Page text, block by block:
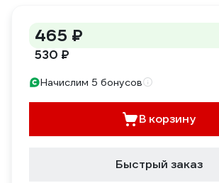
465 ₽
530 ₽
Начислим 5 бонусов
В корзину
Быстрый заказ